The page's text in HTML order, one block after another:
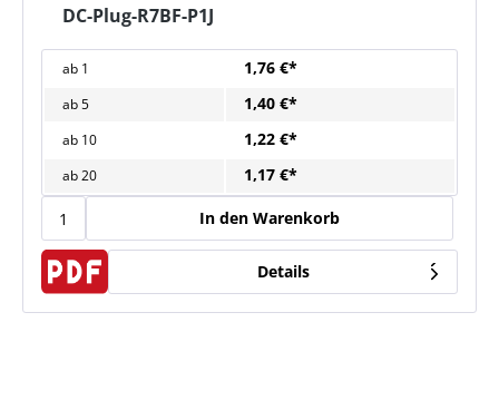
DC-Plug-R7BF-P1J
ab 1 1,76 €*
ab5 1,40 €*
ab 10 1,22 €*
ab20 1,17 €*
In den Warenkorb
Details